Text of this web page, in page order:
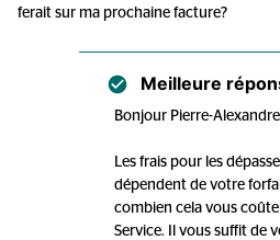
ferait sur ma prochaine facture?
Meilleure
Bonjour Pierre-
Les frais pour les
dépendent de votre
combien cela vous
Service. Il vous suffit de